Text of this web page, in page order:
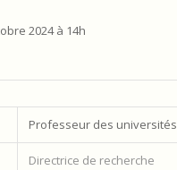
2024 à 14h
Professeur des universités
Directrice de recherche